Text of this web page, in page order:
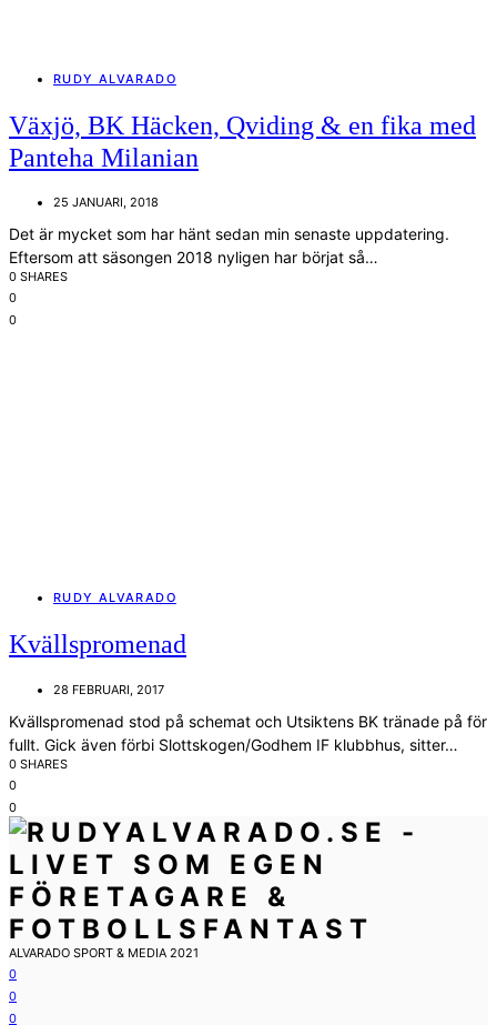
RUDY ALVARADO
Växjö, BK Häcken, Qviding & en fika med
Panteha Milanian
25 JANUARI, 2018
Det är mycket som har hänt sedan min senaste uppdatering.
Eftersom att säsongen 2018 nyligen har börjat så…
0 SHARES
0
0
RUDY ALVARADO
Kvällspromenad
28 FEBRUARI, 2017
Kvällspromenad stod på schemat och Utsiktens BK tränade på för
fullt. Gick även förbi Slottskogen/Godhem IF klubbhus, sitter…
0 SHARES
0
0
ALVARADO SPORT & MEDIA 2021
0
0
0